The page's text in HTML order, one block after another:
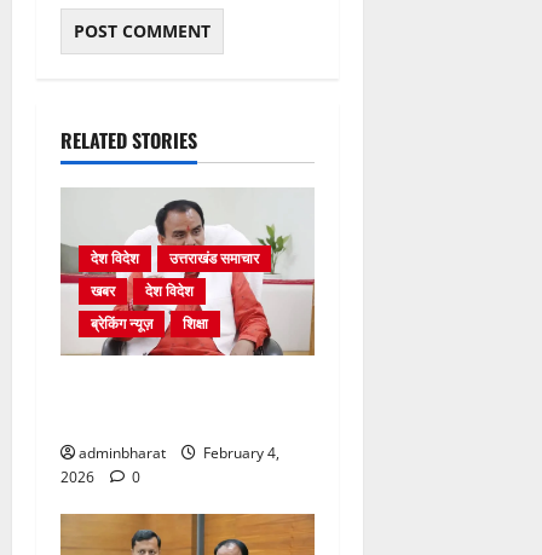
RELATED STORIES
देश विदेश
उत्तराखंड समाचार
खबर
देश विदेश
ब्रेकिंग न्यूज़
शिक्षा
adminbharat
February 4,
2026
0